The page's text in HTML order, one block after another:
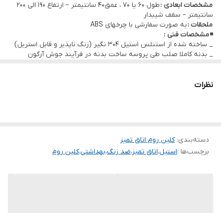
مشخصات ابعادی :
طول 60 یا 70 ، عمق40 سانتیمتر – ارتفاع 190 الی 200
سانتیمتر – سقف شیبدار
ملحقات :به صورت سفارشی با چرخهای ABS
◾مشخصات فنی :
_ ساخته شده از استنلس استیل 304 نگیر (زنگ ناپذیر و قابل استریل)
_ بدنه کاملا صلب طی پروسه ساخت بدنه در فرآیند جوش آرگون
نظرات
دسته‌بندی:کلین روم اتاق تمیز
برچسب‌ها :استیل،اتاق تمیز،ضد زنگ،بهداشتی،کلین روم